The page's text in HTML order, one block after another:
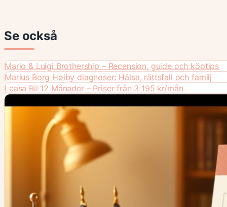
Se också
Mario & Luigi Brothership – Recension, guide och köptips
Marius Borg Høiby diagnoser: Hälsa, rättsfall och familj
Leasa Bil 12 Månader – Priser från 3 195 kr/mån